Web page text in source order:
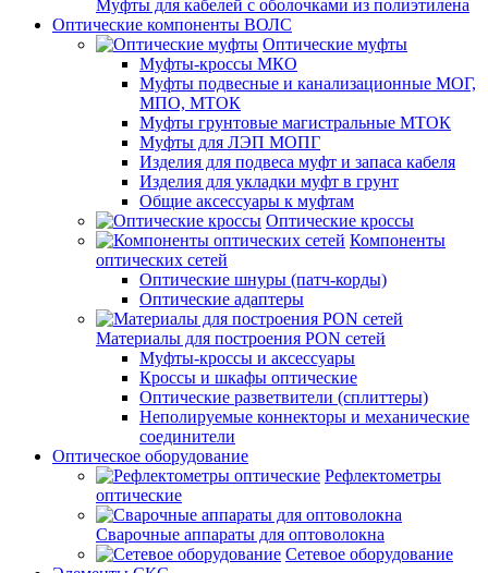
Муфты для кабелей с оболочками из полиэтилена
Оптические компоненты ВОЛС
Оптические муфты
Муфты-кроссы МКО
Муфты подвесные и канализационные МОГ,
МПО, МТОК
Муфты грунтовые магистральные МТОК
Муфты для ЛЭП МОПГ
Изделия для подвеса муфт и запаса кабеля
Изделия для укладки муфт в грунт
Общие аксессуары к муфтам
Оптические кроссы
Компоненты
оптических сетей
Оптические шнуры (патч-корды)
Оптические адаптеры
Материалы для построения PON сетей
Муфты-кроссы и аксессуары
Кроссы и шкафы оптические
Оптические разветвители (сплиттеры)
Неполируемые коннекторы и механические
соединители
Оптическое оборудование
Рефлектометры
оптические
Сварочные аппараты для оптоволокна
Сетевое оборудование